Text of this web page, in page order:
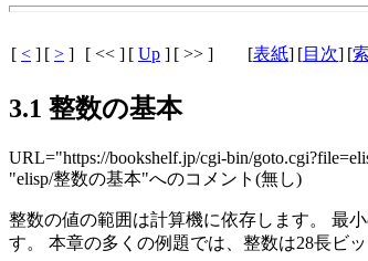
[ < ] [ > ] [ << ] [ Up ] [ >> ] [表紙] [目次] [
3.1 整数の基本
URL="https://bookshelf.jp/cgi-bin/
"elisp/整数の基本"へのコメント(無し)
整数の値の範囲は計算機に依存します。 最
す。 本章の多くの例題では、整数は28長ビ